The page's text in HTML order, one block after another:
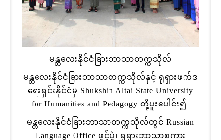
မန္တလေးနိုင်ငံခြားဘာသာတက္ကသိုလ်
မန္တလေးနိုင်ငံခြားဘာသာတက္ကသိုလ်နှင့် ရုရှားဖက်ဒ
ရေးရှင်းနိုင်ငံမှ Shukshin Altai State University
for Humanities and Pedagogy တို့ပူးပေါင်း၍
မန္တလေးနိုင်ငံခြားဘာသာတက္ကသိုလ်တွင် Russian
Language Office ဖွင့်ပွဲ၊ ရုရှားဘာသာစကား